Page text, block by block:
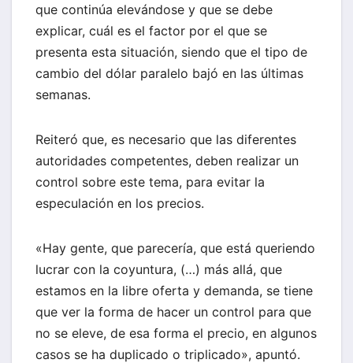
que continúa elevándose y que se debe
explicar, cuál es el factor por el que se
presenta esta situación, siendo que el tipo de
cambio del dólar paralelo bajó en las últimas
semanas.
Reiteró que, es necesario que las diferentes
autoridades competentes, deben realizar un
control sobre este tema, para evitar la
especulación en los precios.
«Hay gente, que parecería, que está queriendo
lucrar con la coyuntura, (…) más allá, que
estamos en la libre oferta y demanda, se tiene
que ver la forma de hacer un control para que
no se eleve, de esa forma el precio, en algunos
casos se ha duplicado o triplicado», apuntó.